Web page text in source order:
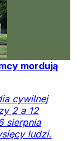
mordują
cywilnej
2 a 12
sierpnia
ludzi.